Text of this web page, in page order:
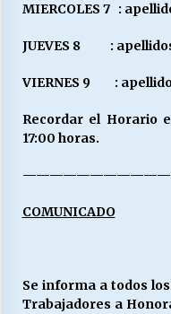
MIERCOLES 7 :
JUEVES 8 : apellidos
VIERNES 9 :
Recordar el Horario
17:00 horas.
COMUNICADO
Se informa a todos
Trabajadores a